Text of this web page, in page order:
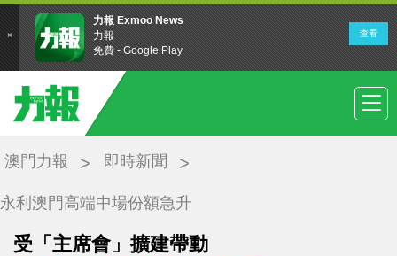
澳門力報 即時新聞
永利澳門高端中場份額急升
受「主席會」擴建帶動